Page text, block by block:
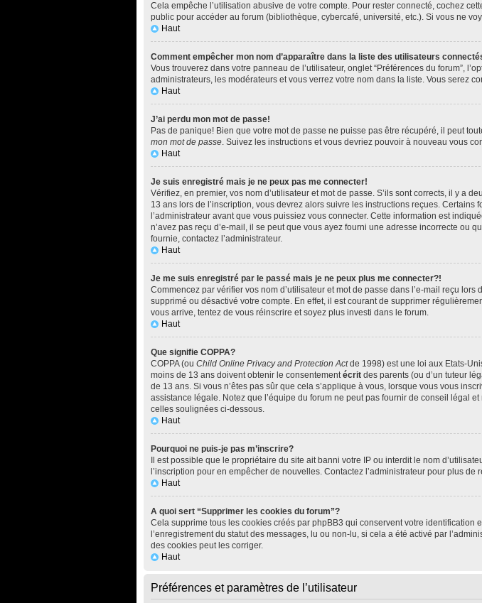
Cela empêche l’utilisation abusive de votre compte. Pour rester connecté, cochez
public pour accéder au forum (bibliothèque, cybercafé, université, etc.). Si vous ne
Haut
Comment empêcher mon nom d’apparaître dans la liste des utilisateurs
Vous trouverez dans votre panneau de l’utilisateur, onglet “Préférences du forum”,
administrateurs, les modérateurs et vous verrez votre nom dans la liste. Vous serez
Haut
J’ai perdu mon mot de passe!
Pas de panique! Bien que votre mot de passe ne puisse pas être récupéré, il peut
mon mot de passe. Suivez les instructions et vous devriez pouvoir à nouveau vous
Haut
Je suis enregistré mais je ne peux pas me connecter!
Vérifiez, en premier, vos nom d’utilisateur et mot de passe. S’ils sont corrects, il y a
13 ans lors de l’inscription, vous devrez alors suivre les instructions reçues.
l’administrateur avant que vous puissiez vous connecter. Cette information est
n’avez pas reçu d’e-mail, il se peut que vous ayez fourni une adresse incorrecte ou
fournie, contactez l’administrateur.
Haut
Je me suis enregistré par le passé mais je ne peux plus me connecter?!
Commencez par vérifier vos nom d’utilisateur et mot de passe dans l’e-mail reçu
supprimé ou désactivé votre compte. En effet, il est courant de supprimer
vous arrive, tentez de vous réinscrire et soyez plus investi dans le forum.
Haut
Que signifie COPPA?
COPPA (ou Child Online Privacy and Protection Actde 1998) est une loi aux Etats-
moins de 13 ans doivent obtenir le consentementécrit des parents (ou d’un tuteur
de 13 ans. Si vous n’êtes pas sûr que cela s’applique à vous, lorsque vous vous
assistance légale. Notez que l’équipe du forum ne peut pas fournir de conseil légal
celles soulignées ci-dessous.
Haut
Pourquoi ne puis-je pas m’inscrire?
Il est possible que le propriétaire du site ait banni votre IP ou interdit le nom
l’inscription pour en empêcher de nouvelles. Contactez l’administrateur pour plus de
Haut
A quoi sert “Supprimer les cookies du forum”?
Cela supprime tous les cookies créés par phpBB3 qui conservent votre
l’enregistrement du statut des messages, lu ou non-lu, si cela a été activé par
des cookies peut les corriger.
Haut
Préférences et paramètres de l’utilisateur